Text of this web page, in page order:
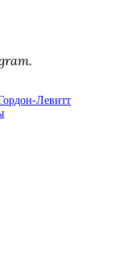
Левитт